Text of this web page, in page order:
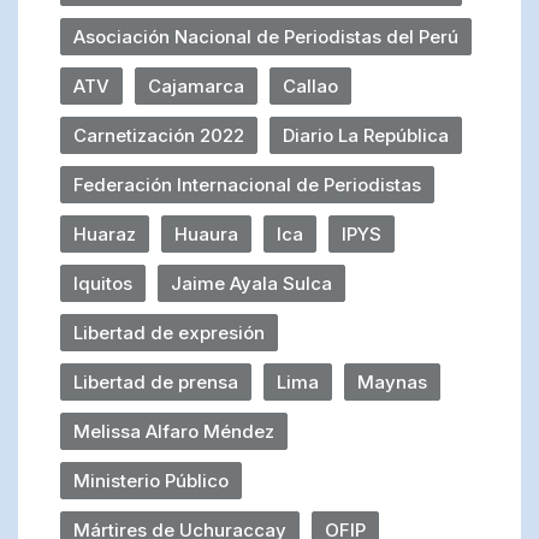
Asociación Nacional de Periodistas del Perú
ATV Cajamarca Callao
Carnetización 2022 Diario La República
Federación Internacional de Periodistas
Huaraz Huaura Ica IPYS
Iquitos Jaime Ayala Sulca
Libertad de expresión
Libertad de prensa Lima Maynas
Melissa Alfaro Méndez
Ministerio Público
Mártires de Uchuraccay OFIP